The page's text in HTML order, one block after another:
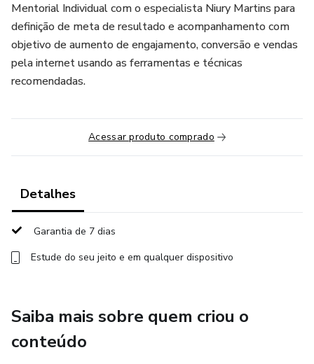
Mentorial Individual com o especialista Niury Martins para
definição de meta de resultado e acompanhamento com
objetivo de aumento de engajamento, conversão e vendas
pela internet usando as ferramentas e técnicas
recomendadas.
Acessar produto comprado
Detalhes
Garantia de 7 dias
Estude do seu jeito e em qualquer dispositivo
Saiba mais sobre quem criou o
conteúdo